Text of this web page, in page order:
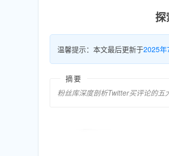
探
温馨提示：本文最后更新于2025年
摘要
粉丝库深度剖析Twitter买评论的五